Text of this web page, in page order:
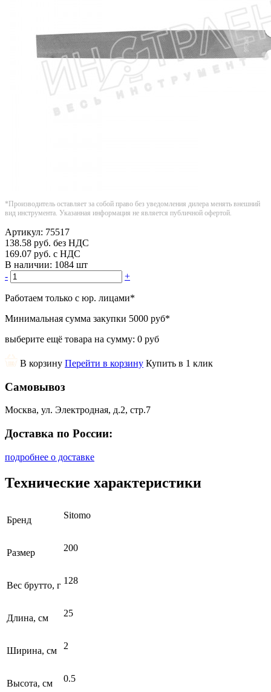
*Производитель оставляет за собой право без уведомления дилера менять внешний
вид инструмента. Указанная информация не является публичной офертой.
Артикул: 75517
138.58 руб. без НДС
169.07 руб. с НДС
В наличии: 1084 шт
-
+
Работаем только с юр. лицами*
Минимальная сумма закупки 5000 руб*
выберите ещё товара на сумму: 0 руб
В корзину Перейти в корзину Купить в 1 клик
Самовывоз
Москва, ул. Электродная, д.2, стр.7
Доставка по России:
подробнее о доставке
Технические характеристики
Бренд Sitomo
Размер 200
Вес брутто, г 128
Длина, см 25
Ширина, см 2
Высота, см 0.5